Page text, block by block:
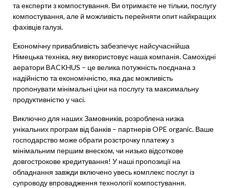
та експерти з компостування. Ви отримаєте не тільки, послугу
компостування, але й можливість перейняти опит найкращих
фахівців галузі.
Економічну привабливість забезпечує найсучаснійша
Німецька техніка, яку використовує наша компанія. Самохідні
аератори BACKHUS – це велика потужність поєднана з
надійністю та економічністю, яка дає можливість
пропонувати мінімальні ціни на послугу та максимальну
продуктивністю у часі.
Виключно для наших Замовників, розроблена низка
унікальних програм від банків – партнерів OPE organic. Ваше
господарство може обрати розстрочку платежу з
мінімальним першим внеском, чи низько відсоткове
довгострокове кредитування! У наші пропозиції на
обладнання завжди включено увесь комплекс послуг із
супроводу впровадження технології компостування.